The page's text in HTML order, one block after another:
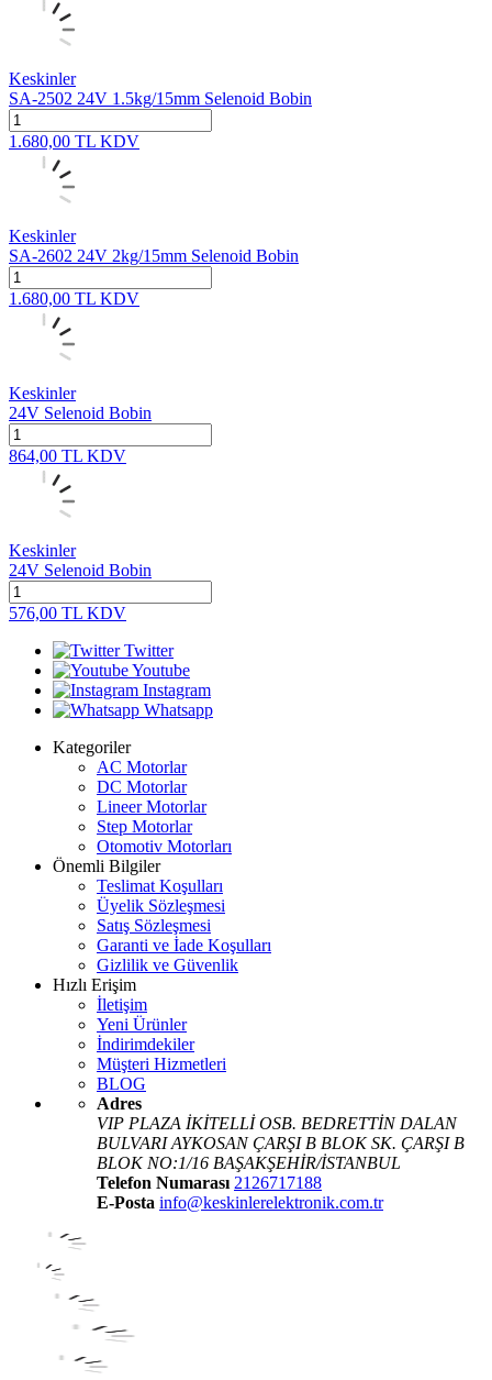
Keskinler
SA-2502 24V 1.5kg/15mm Selenoid Bobin
1.680,00 TL KDV
Keskinler
SA-2602 24V 2kg/15mm Selenoid Bobin
1.680,00 TL KDV
Keskinler
24V Selenoid Bobin
864,00 TL KDV
Keskinler
24V Selenoid Bobin
576,00 TL KDV
Twitter
Youtube
Instagram
Whatsapp
Kategoriler
AC Motorlar
DC Motorlar
Lineer Motorlar
Step Motorlar
Otomotiv Motorları
Önemli Bilgiler
Teslimat Koşulları
Üyelik Sözleşmesi
Satış Sözleşmesi
Garanti ve İade Koşulları
Gizlilik ve Güvenlik
Hızlı Erişim
İletişim
Yeni Ürünler
İndirimdekiler
Müşteri Hizmetleri
BLOG
Adres
VIP PLAZA İKİTELLİ OSB. BEDRETTİN DALAN
BULVARI AYKOSAN ÇARŞI B BLOK SK. ÇARŞI B
BLOK NO:1/16 BAŞAKŞEHİR/İSTANBUL
Telefon Numarası 2126717188
E-Posta info@keskinlerelektronik.com.tr